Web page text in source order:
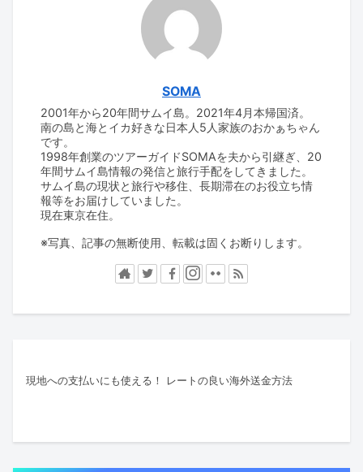
SOMA
2001年から20年間サムイ島。2021年4月本帰国済。
南の島と海とイカ好きな日本人5人家族のおかぁちゃん
です。
1998年創業のツアーガイドSOMAを夫から引継ぎ、20
年間サムイ島情報の発信と旅行手配をしてきました。
サムイ島の現状と旅行や移住、長期滞在のお役立ち情
報等をお届けしていました。
現在東京在住。
※写真、記事の無断使用、転載は固くお断りします。
現地への支払いにも使える！ レートの良い海外送金方法